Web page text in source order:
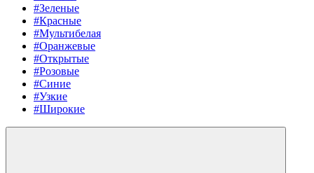
#Зеленые
#Красные
#Мультибелая
#Оранжевые
#Открытые
#Розовые
#Синие
#Узкие
#Широкие